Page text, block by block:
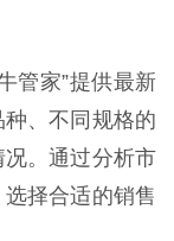
管家”提供最新
、不同规格的
。通过分析市
择合适的销售